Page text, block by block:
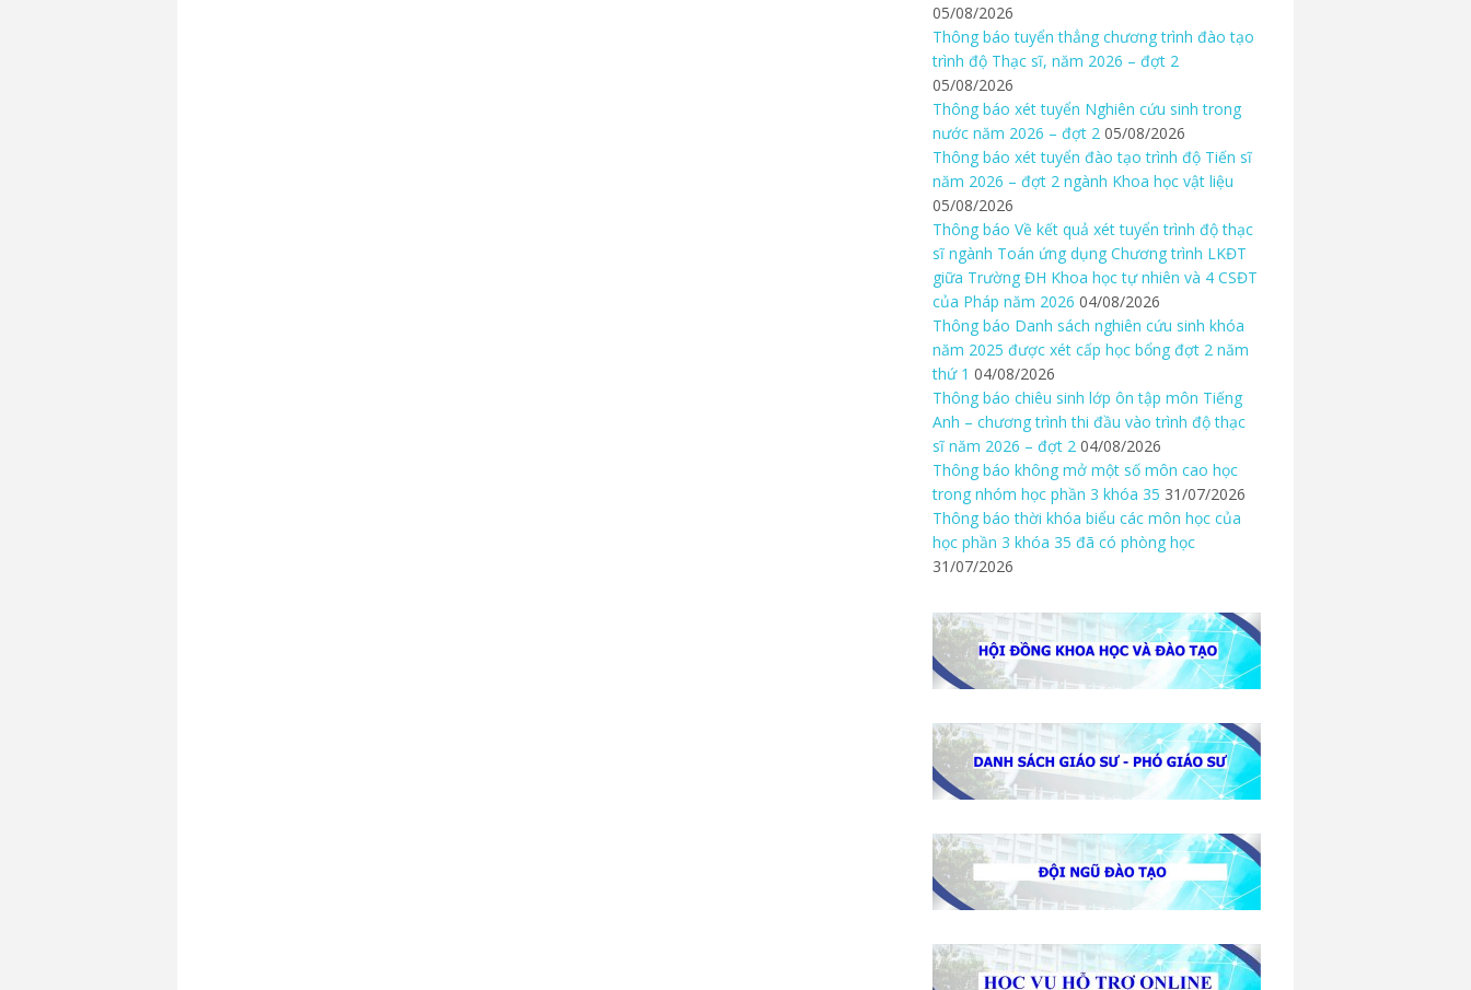
05/08/2026
Thông báo tuyển thẳng chương trình đào tạo
trình độ Thạc sĩ, năm 2026 – đợt 2
05/08/2026
Thông báo xét tuyển Nghiên cứu sinh trong
nước năm 2026 – đợt 2 05/08/2026
Thông báo xét tuyển đào tạo trình độ Tiến sĩ
năm 2026 – đợt 2 ngành Khoa học vật liệu
05/08/2026
Thông báo Về kết quả xét tuyển trình độ thạc
sĩ ngành Toán ứng dụng Chương trình LKĐT
giữa Trường ĐH Khoa học tự nhiên và 4 CSĐT
của Pháp năm 2026 04/08/2026
Thông báo Danh sách nghiên cứu sinh khóa
năm 2025 được xét cấp học bổng đợt 2 năm
thứ 1 04/08/2026
Thông báo chiêu sinh lớp ôn tập môn Tiếng
Anh – chương trình thi đầu vào trình độ thạc
sĩ năm 2026 – đợt 2 04/08/2026
Thông báo không mở một số môn cao học
trong nhóm học phần 3 khóa 35 31/07/2026
Thông báo thời khóa biểu các môn học của
học phần 3 khóa 35 đã có phòng học
31/07/2026